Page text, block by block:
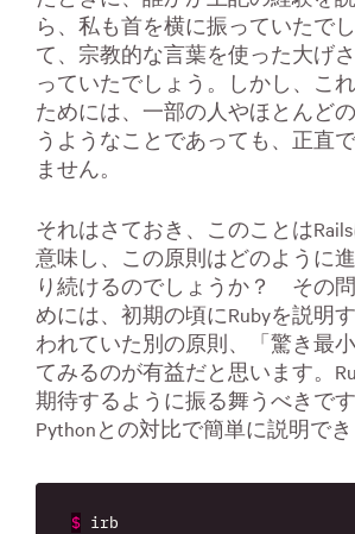
ら、私も首を横に振っていたで
て、宗教的な言葉を使った大げ
っていたでしょう。しかし、こ
ためには、一部の人やほとんど
うようなことであっても、正直
ません。
それはさておき、このことは
意味し、この原則はどのように
り続けるのでしょうか？ その
めには、初期の頃にRubyを説明
われていた別の原則、「驚き最
てみるのが有益だと思います。
期待するように振る舞うべきで
Pythonとの対比で簡単に説明でき
$ irb